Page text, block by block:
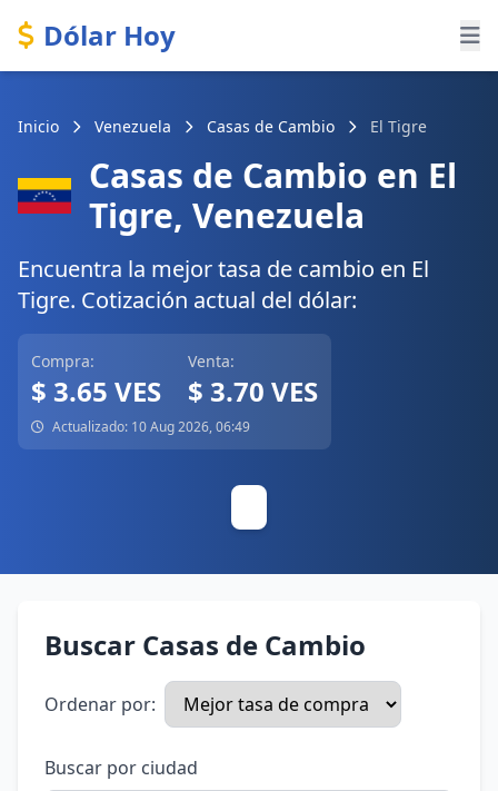
Dólar Hoy
Inicio Venezuela Casas de Cambio El Tigre
Casas de Cambio en El
Tigre, Venezuela
Encuentra la mejor tasa de cambio en El
Tigre. Cotización actual del dólar:
Compra:
$ 3.65 VES
Venta:
$ 3.70 VES
Actualizado: 10 Aug 2026, 06:49
Buscar Casas de Cambio
Ordenar por:
Buscar por ciudad